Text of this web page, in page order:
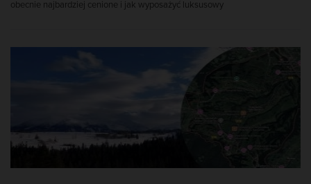
obecnie najbardziej cenione i jak wyposażyć luksusowy